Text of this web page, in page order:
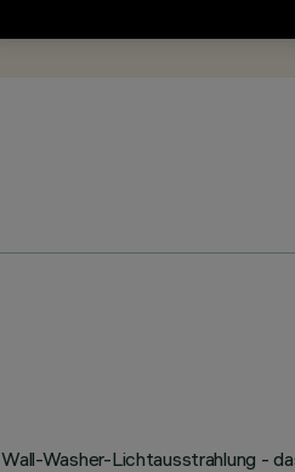
Washer-Lichtausstrahlung -